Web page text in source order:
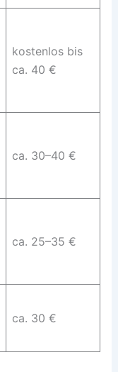
kostenlos bis
ca. 40 €
ca. 30–40 €
ca. 25–35 €
ca. 30 €